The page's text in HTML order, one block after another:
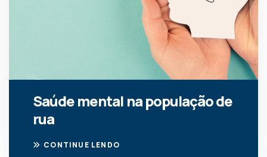
Saúde mental na população de
rua
CONTINUE LENDO